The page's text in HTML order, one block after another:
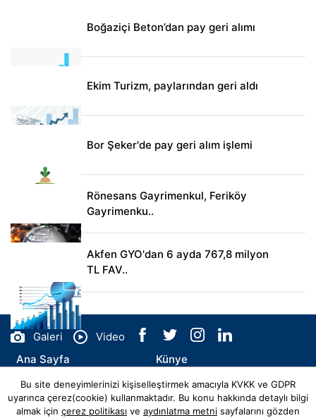
Boğaziçi Beton’dan pay geri alımı
Ekim Turizm, paylarından geri aldı
Bor Şeker'de pay geri alım işlemi
Rönesans Gayrimenkul, Feriköy
Gayrimenku..
Akfen GYO'dan 6 ayda 767,8 milyon
TL FAV..
Galeri
Video
Ana Sayfa
Künye
İletişim
Bu site deneyimlerinizi kişiselleştirmek amacıyla KVKK ve GDPR
uyarınca çerez(cookie) kullanmaktadır. Bu konu hakkında detaylı bilgi
almak için çerez politikası ve aydınlatma metni sayfalarını gözden